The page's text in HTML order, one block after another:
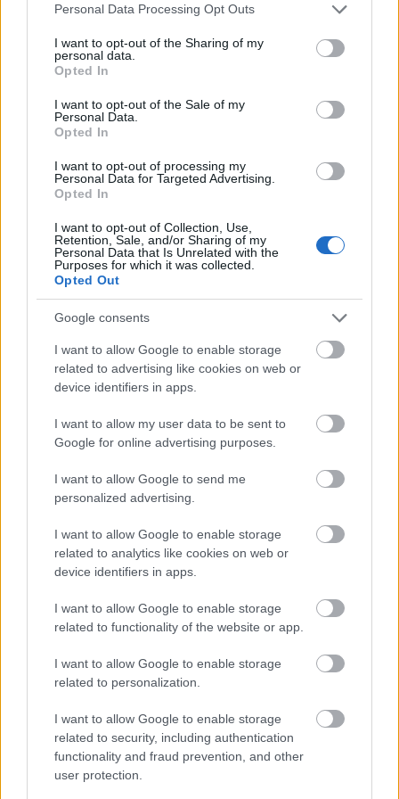
Please note that this website/app uses one or more Google
not limited to your visit or usage behaviour. You may click to
grant or deny consent to Google and its third-party tags to
use your data for below specified purposes in below Google
consent section.
Personal Data Processing Opt Outs
I want to opt-out of the Sharing of my
personal data.
Opted In
I want to opt-out of the Sale of my
Personal Data.
Opted In
I want to opt-out of processing my
Personal Data for Targeted Advertising.
Opted In
I want to opt-out of Collection, Use,
Retention, Sale, and/or Sharing of my
Personal Data that Is Unrelated with the
Purposes for which it was collected.
Opted Out
Google consents
I want to allow Google to enable storage
related to advertising like cookies on web or
device identifiers in apps.
I want to allow my user data to be sent to
Google for online advertising purposes.
I want to allow Google to send me
personalized advertising.
I want to allow Google to enable storage
related to analytics like cookies on web or
device identifiers in apps.
I want to allow Google to enable storage
related to functionality of the website or app.
I want to allow Google to enable storage
related to personalization.
I want to allow Google to enable storage
related to security, including authentication
functionality and fraud prevention, and other
user protection.
Ψιλοκόβουμε το αρνί που περίσσεψε και τα
κρεμμύδια. Σε ένα τηγάνι βάζουμε λάδι και
σοτάρουμε το κρέας για 4 λεπτά. Προσθέτουμε τα
κρεμμυδάκια και συνεχίζουμε το σοτάρισμα, μέχρι
να γίνουν διάφανα. Στη συνέχεια ρίχνουμε το
μαϊντανό, ανακατεύουμε καλά και σβήνουμε με το
κρασί. Μαγειρεύουμε για 15 λεπτά μέχρι να πιεί όλα
τα υγρά.
Ανοίγουμε το ένα φύλο και το βάζουμε σε ένα ταψί,
από πάνω προσθέτουμε το γιαούρτι, το κίτρινο τυρί
και από πάνω το κρέας. Σκεπάζουμε με το δεύτερο